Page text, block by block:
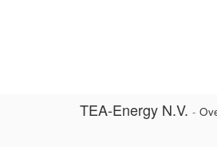
TEA-Energy N.V. -